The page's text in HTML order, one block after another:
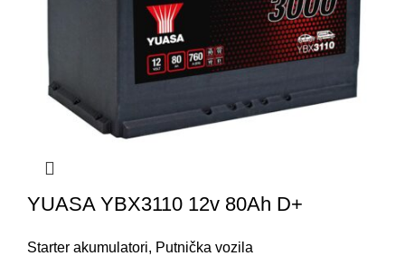
YUASA YBX3110 12v 80Ah D+
Starter akumulatori, Putnička vozila